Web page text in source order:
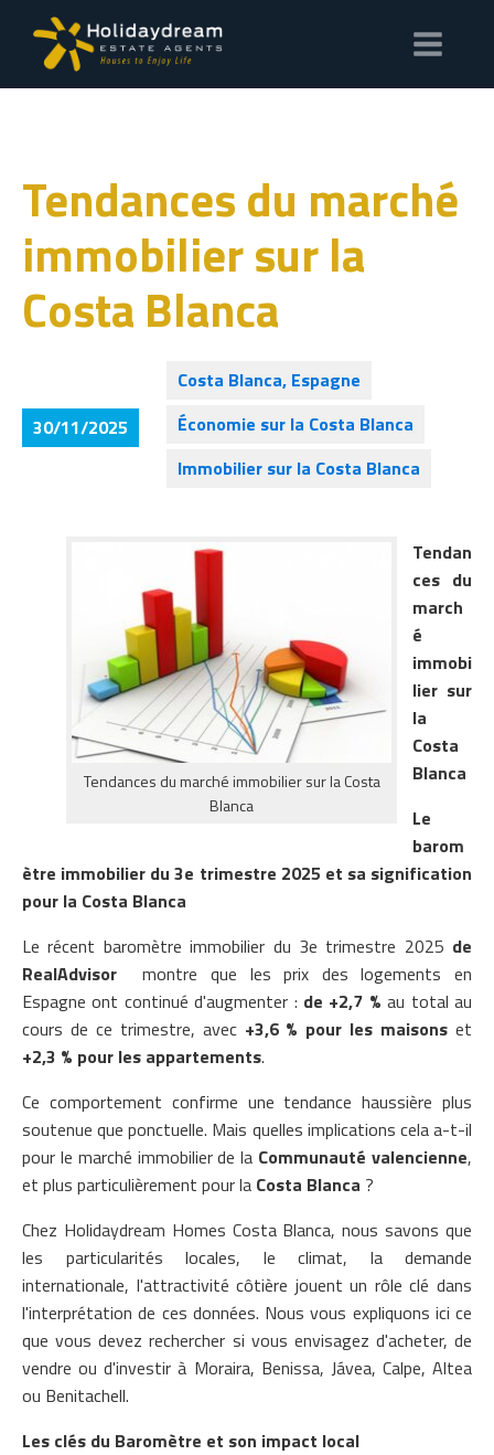
Tendances du marché
immobilier sur la
Costa Blanca
30/11/2025
Costa Blanca, Espagne
Économie sur la Costa Blanca
Immobilier sur la Costa Blanca
Tendances du marché immobilier sur la Costa
Blanca
Tendan
ces du
march
é
immobi
lier sur
la
Costa
Blanca
Le
barom
ètre immobilier du 3e trimestre 2025 et sa signification
pour la Costa Blanca
Le récent baromètre immobilier du 3e trimestre 2025 de
RealAdvisor
montre que les prix des logements en
Espagne ont continué d'augmenter : de +2,7 % au total au
cours de ce trimestre, avec +3,6 % pour les maisons et
+2,3 % pour les appartements.
Ce comportement confirme une tendance haussière plus
soutenue que ponctuelle. Mais quelles implications cela a-t-il
pour le marché immobilier de la Communauté valencienne,
et plus particulièrement pour la Costa Blanca ?
Chez Holidaydream Homes Costa Blanca, nous savons que
les particularités locales, le climat, la demande
internationale, l'attractivité côtière jouent un rôle clé dans
l'interprétation de ces données. Nous vous expliquons ici ce
que vous devez rechercher si vous envisagez d'acheter, de
vendre ou d'investir à Moraira, Benissa, Jávea, Calpe, Altea
ou Benitachell.
Les clés du Baromètre et son impact local